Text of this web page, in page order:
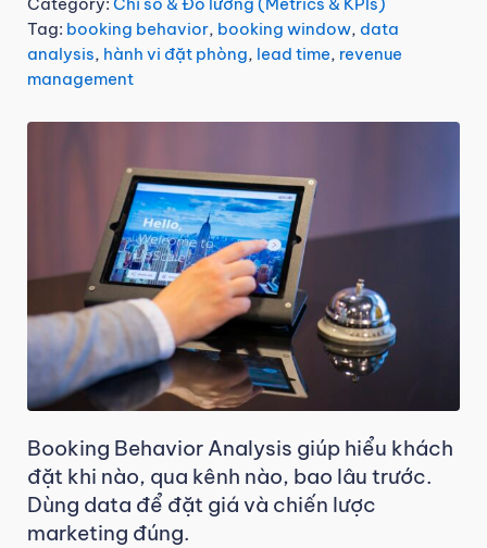
Tag: booking behavior, booking window, data
analysis, hành vi đặt phòng, lead time, revenue
management
Booking Behavior Analysis giúp hiểu khách
đặt khi nào, qua kênh nào, bao lâu trước.
Dùng data để đặt giá và chiến lược
marketing đúng.